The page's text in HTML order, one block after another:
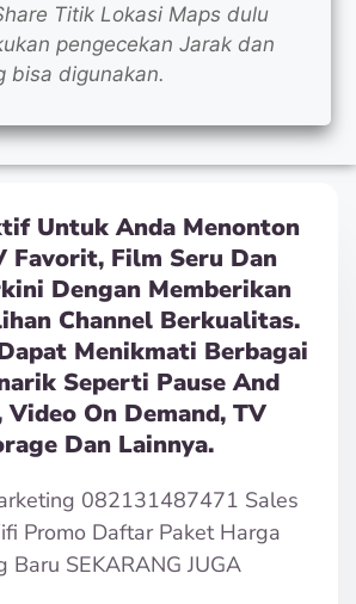
Titik Lokasi Maps dulu
pengecekan Jarak dan
bisa digunakan.
Untuk Anda Menonton
Favorit, Film Seru Dan
Dengan Memberikan
Channel Berkualitas.
Menikmati Berbagai
Seperti Pause And
Video On Demand, TV
Dan Lainnya.
082131487471 Sales
Promo Daftar Paket Harga
Baru SEKARANG JUGA